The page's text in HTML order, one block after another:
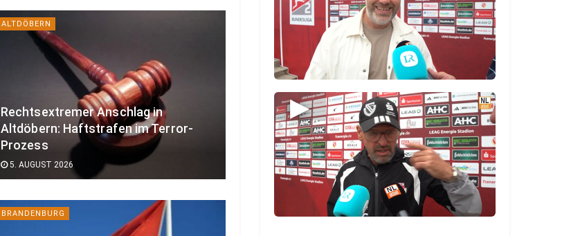
ALTDÖBERN
Rechtsextremer Anschlag in
Altdöbern: Haftstrafen im Terror-
Prozess
5. AUGUST 2026
BRANDENBURG
▶